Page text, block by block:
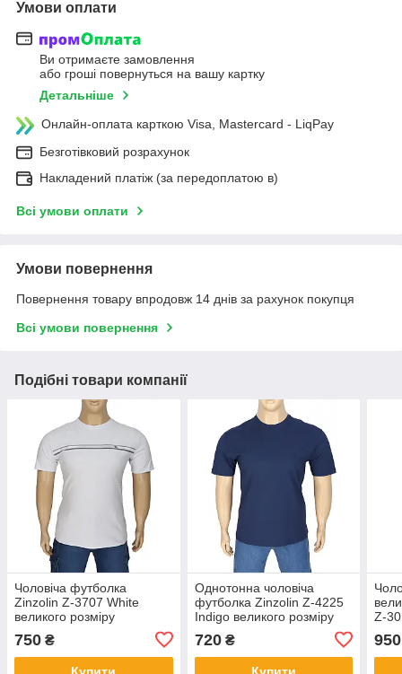
Умови оплати
Ви отримаєте замовлення
або гроші повернуться на вашу картку
Детальніше
Онлайн-оплата карткою Visa, Mastercard - LiqPay
Безготівковий розрахунок
Накладений платіж (за передоплатою в)
Всі умови оплати
Умови повернення
Повернення товару впродовж 14 днів за рахунок покупця
Всі умови повернення
Подібні товари компанії
Чоловіча футболка
Zinzolin Z-3707 White
великого розміру
750 ₴
Купити
Однотонна чоловіча
футболка Zinzolin Z-4225
Indigo великого розміру
720₴
Купити
Z-
950